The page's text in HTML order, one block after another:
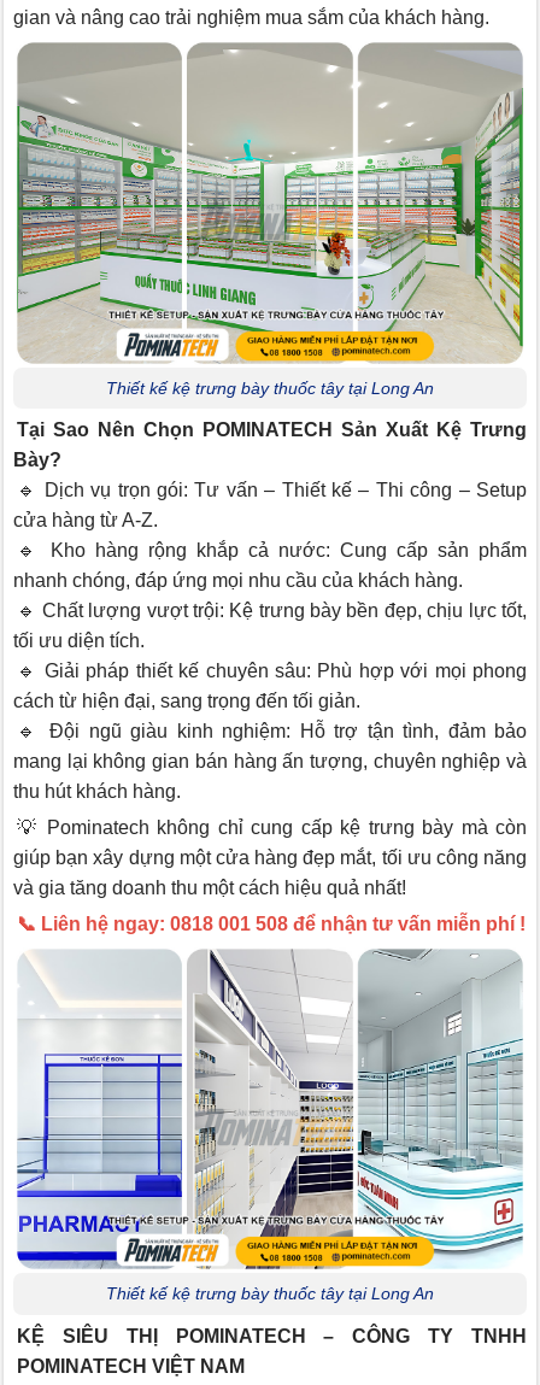
gian và nâng cao trải nghiệm mua sắm của khách hàng.
Thiết kế kệ trưng bày thuốc tây tại Long An
Tại Sao Nên Chọn POMINATECH Sản Xuất Kệ Trưng
Bày?
🔹 Dịch vụ trọn gói: Tư vấn – Thiết kế – Thi công – Setup
cửa hàng từ A-Z.
🔹 Kho hàng rộng khắp cả nước: Cung cấp sản phẩm
nhanh chóng, đáp ứng mọi nhu cầu của khách hàng.
🔹 Chất lượng vượt trội: Kệ trưng bày bền đẹp, chịu lực tốt,
tối ưu diện tích.
🔹 Giải pháp thiết kế chuyên sâu: Phù hợp với mọi phong
cách từ hiện đại, sang trọng đến tối giản.
🔹 Đội ngũ giàu kinh nghiệm: Hỗ trợ tận tình, đảm bảo
mang lại không gian bán hàng ấn tượng, chuyên nghiệp và
thu hút khách hàng.
💡 Pominatech không chỉ cung cấp kệ trưng bày mà còn
giúp bạn xây dựng một cửa hàng đẹp mắt, tối ưu công năng
và gia tăng doanh thu một cách hiệu quả nhất!
📞 Liên hệ ngay: 0818 001 508 để nhận tư vấn miễn phí !
Thiết kế kệ trưng bày thuốc tây tại Long An
KỆ SIÊU THỊ POMINATECH – CÔNG TY TNHH
POMINATECH VIỆT NAM